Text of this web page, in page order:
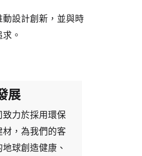
設計創新，並與時
。
展
致力於採用環保
材，為我們的客
球創造健康、